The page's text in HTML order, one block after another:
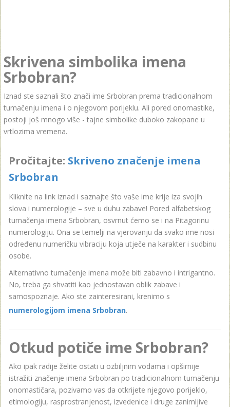
Skrivena simbolika imena
Srbobran?
Iznad ste saznali što znači ime Srbobran prema tradicionalnom
tumačenju imena i o njegovom porijeklu. Ali pored onomastike,
postoji još mnogo više - tajne simbolike duboko zakopane u
vrtlozima vremena.
Pročitajte: Skriveno značenje imena
Srbobran
Kliknite na link iznad i saznajte što vaše ime krije iza svojih
slova i numerologije – sve u duhu zabave! Pored alfabetskog
tumačenja imena Srbobran, osvrnut ćemo se i na Pitagorinu
numerologiju. Ona se temelji na vjerovanju da svako ime nosi
određenu numeričku vibraciju koja utječe na karakter i sudbinu
osobe.
Alternativno tumačenje imena može biti zabavno i intrigantno.
No, treba ga shvatiti kao jednostavan oblik zabave i
samospoznaje. Ako ste zainteresirani, krenimo s
numerologijom imena Srbobran.
Otkud potiče ime Srbobran?
Ako ipak radije želite ostati u ozbiljnim vodama i opširnije
istražiti značenje imena Srbobran po tradicionalnom tumačenju
onomastičara, pozivamo vas da otkrijete njegovo porijeklo,
etimologiju, rasprostranjenost, izvedenice i druge zanimljive